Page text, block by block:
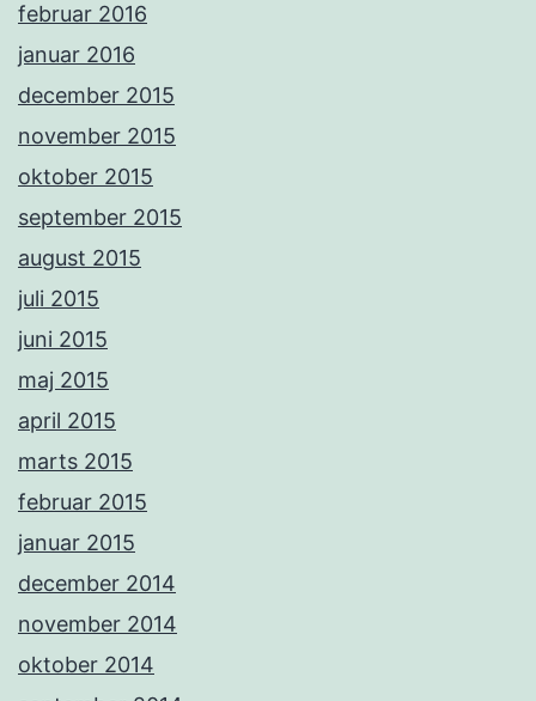
februar 2016
januar 2016
december 2015
november 2015
oktober 2015
september 2015
august 2015
juli 2015
juni 2015
maj 2015
april 2015
marts 2015
februar 2015
januar 2015
december 2014
november 2014
oktober 2014